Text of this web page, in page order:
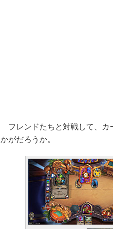
フレンドたちと対戦して、カ
かがだろうか。